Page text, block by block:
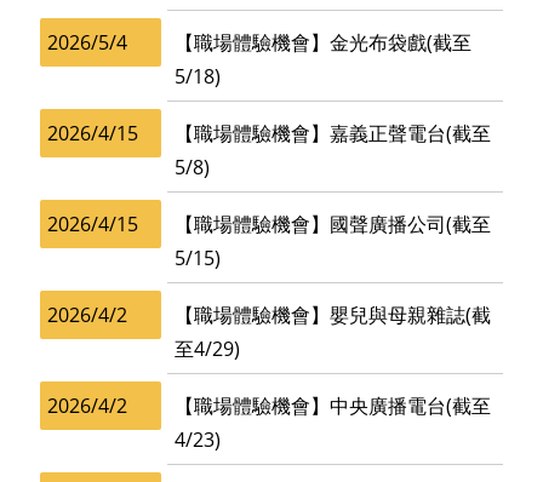
2026/5/4
【職場體驗機會】金光布袋戲(截至
5/18)
2026/4/15
【職場體驗機會】嘉義正聲電台(截至
5/8)
2026/4/15
【職場體驗機會】國聲廣播公司(截至
5/15)
2026/4/2
【職場體驗機會】嬰兒與母親雜誌(截
至4/29)
2026/4/2
【職場體驗機會】中央廣播電台(截至
4/23)